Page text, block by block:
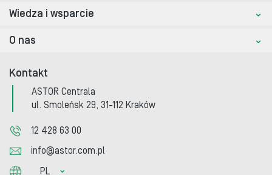
Wiedza i wsparcie
O nas
Kontakt
ASTOR Centrala
ul. Smoleńsk 29, 31-112 Kraków
12 428 63 00
info@astor.com.pl
PL